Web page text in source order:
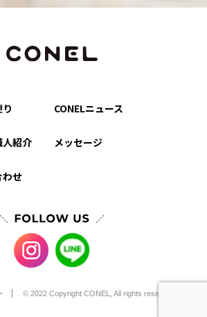
CONELニュース
人紹介 メッセージ
わせ
© 2022 Copyright CONEL, All rights reserved.